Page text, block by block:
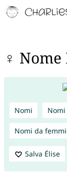
♀ Nome
Nomi Nomi
Nomi da
Salva Élise